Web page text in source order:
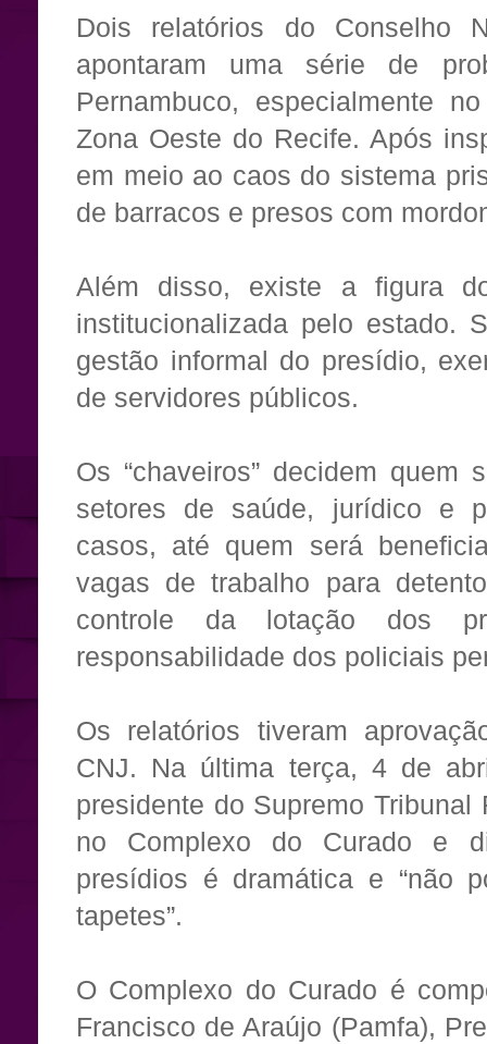
Dois relatórios do Conselho
apontaram uma série de
Pernambuco, especialmente
Zona Oeste do Recife. Após
em meio ao caos do sistema
de barracos e presos com
Além disso, existe a figura
institucionalizada pelo estado.
gestão informal do presídio,
de servidores públicos.
Os “chaveiros” decidem quem
setores de saúde, jurídico e
casos, até quem será
vagas de trabalho para
controle da lotação dos
responsabilidade dos policiais
Os relatórios tiveram
CNJ. Na última terça, 4 de
presidente do Supremo
no Complexo do Curado e
presídios é dramática e “não
tapetes”.
O Complexo do Curado é
Francisco de Araújo (Pamfa),